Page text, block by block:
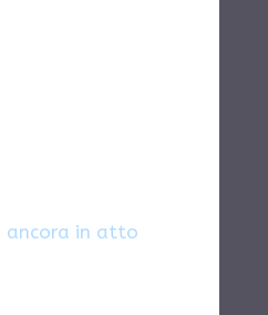
ancora in atto